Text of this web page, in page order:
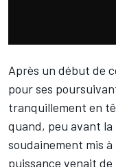
Après un début de
pour ses
tranquillement en
quand, peu avant la
soudainement mis
puissance venait